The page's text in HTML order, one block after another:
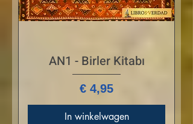
AN1 - Birler Kitabı
Prijs
€ 4,95
In winkelwagen